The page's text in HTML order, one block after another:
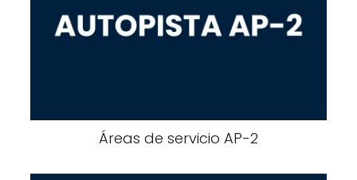
Áreas de servicio AP-2